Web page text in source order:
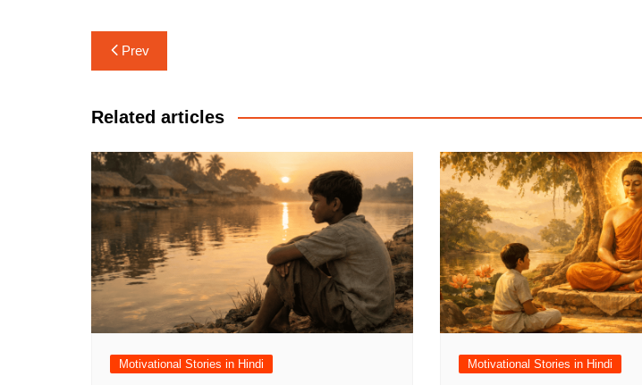
Post
navigation
Prev
Related articles
Motivational Stories in Hindi Motivational Stories in Hindi